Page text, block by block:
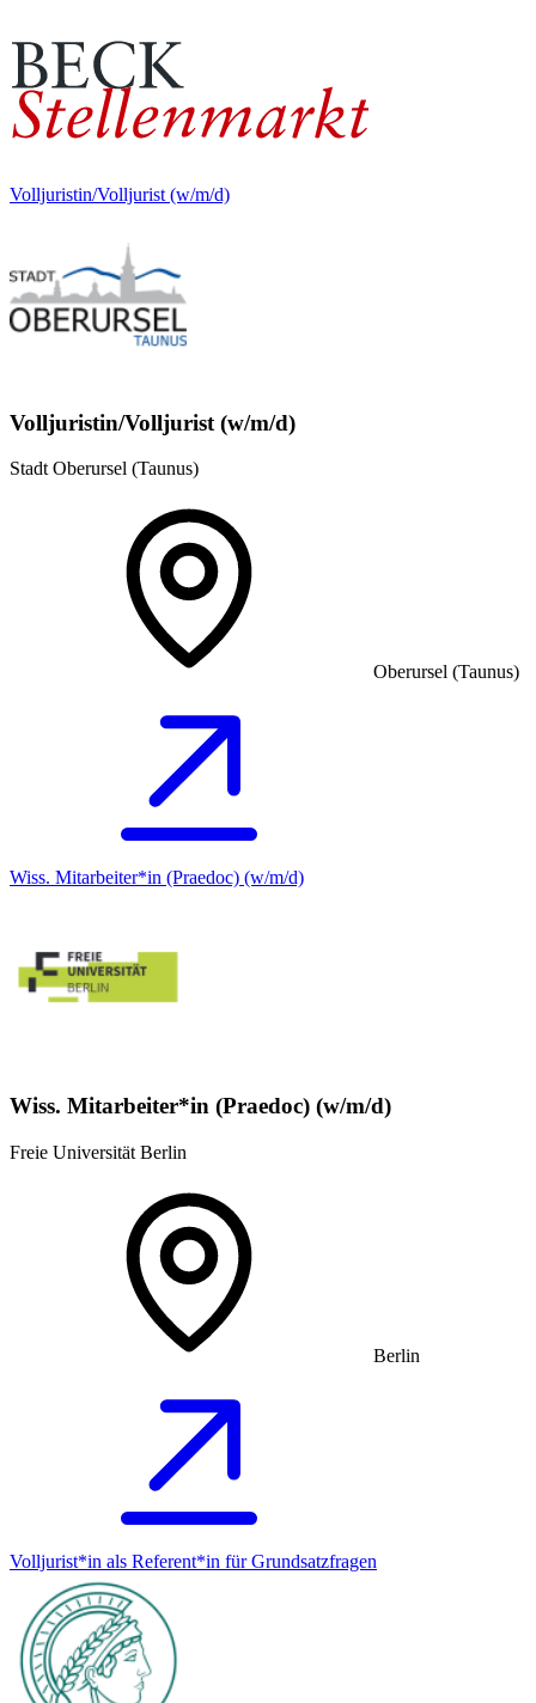
Volljuristin/Volljurist (w/m/d)
Volljuristin/Volljurist (w/m/d)
Stadt Oberursel (Taunus)
Oberursel (Taunus)
Wiss. Mitarbeiter*in (Praedoc) (w/m/d)
Wiss. Mitarbeiter*in (Praedoc) (w/m/d)
Freie Universität Berlin
Berlin
Volljurist*in als Referent*in für Grundsatz­fragen